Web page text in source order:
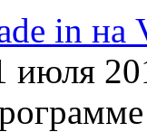
in на
июля